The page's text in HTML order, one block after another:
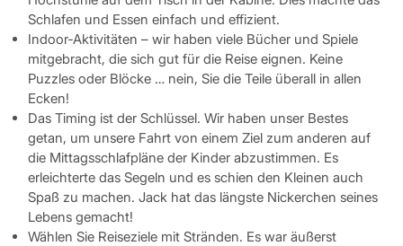
Schlafen und Essen einfach und effizient.
Indoor-Aktivitäten – wir haben viele Bücher und Spiele
mitgebracht, die sich gut für die Reise eignen. Keine
Puzzles oder Blöcke … nein, Sie die Teile überall in allen
Ecken!
Das Timing ist der Schlüssel. Wir haben unser Bestes
getan, um unsere Fahrt von einem Ziel zum anderen auf
die Mittagsschlafpläne der Kinder abzustimmen. Es
erleichterte das Segeln und es schien den Kleinen auch
Spaß zu machen. Jack hat das längste Nickerchen seines
Lebens gemacht!
Wählen Sie Reiseziele mit Stränden. Es war äußerst